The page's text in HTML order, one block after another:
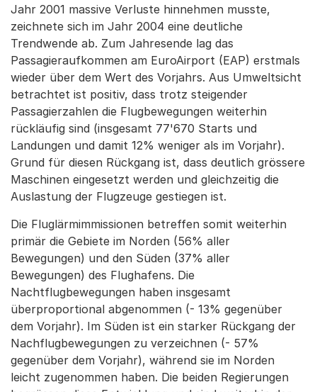
Jahr 2001 massive Verluste hinnehmen musste,
zeichnete sich im Jahr 2004 eine deutliche
Trendwende ab. Zum Jahresende lag das
Passagieraufkommen am EuroAirport (EAP) erstmals
wieder über dem Wert des Vorjahrs. Aus Umweltsicht
betrachtet ist positiv, dass trotz steigender
Passagierzahlen die Flugbewegungen weiterhin
rückläufig sind (insgesamt 77'670 Starts und
Landungen und damit 12% weniger als im Vorjahr).
Grund für diesen Rückgang ist, dass deutlich grössere
Maschinen eingesetzt werden und gleichzeitig die
Auslastung der Flugzeuge gestiegen ist.
Die Fluglärmimmissionen betreffen somit weiterhin
primär die Gebiete im Norden (56% aller
Bewegungen) und den Süden (37% aller
Bewegungen) des Flughafens. Die
Nachtflugbewegungen haben insgesamt
überproportional abgenommen (- 13% gegenüber
dem Vorjahr). Im Süden ist ein starker Rückgang der
Nachflugbewegungen zu verzeichnen (- 57%
gegenüber dem Vorjahr), während sie im Norden
leicht zugenommen haben. Die beiden Regierungen